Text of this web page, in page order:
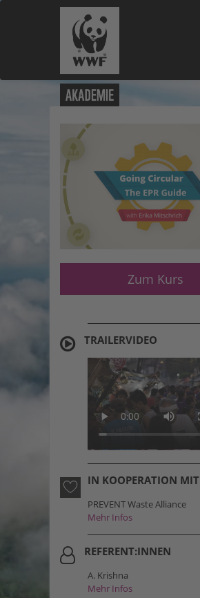
Zum Kurs
TRAILERVIDEO
IN KOOPERATION MIT
PREVENT Waste Alliance
Mehr Infos
REFERENT:INNEN
A. Krishna
Mehr Infos